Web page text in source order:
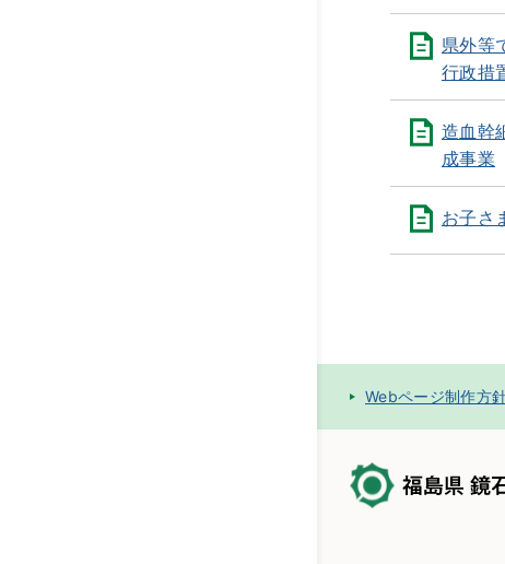
県外等
行政措
造血幹
成事業
お子さ
Webページ制作方